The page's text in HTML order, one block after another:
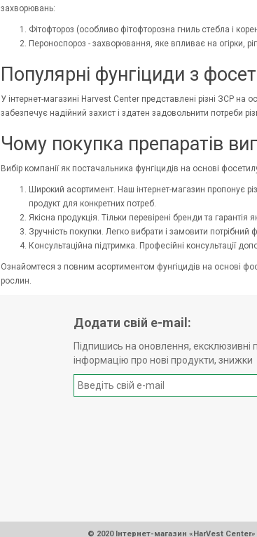
захворювань:
Фітофтороз (особливо фітофторозна гниль стебла і
Пероноспороз - захворювання, яке впливає на огірки,
Популярні фунгіциди з
У інтернет-магазині Harvest Center представлені різні ЗСР на
забезпечує надійний захист і здатен задовольнити потреби
Чому покупка препаратів
Вибір компанії як постачальника фунгіцидів на основі
Широкий асортимент. Наш інтернет-магазин пропонує
продукт для конкретних потреб.
Якісна продукція. Тільки перевірені бренди та гарантія
Зручність покупки. Легко вибрати і замовити потрібний
Консультаційна підтримка. Професійні консультації
Ознайомтеся з повним асортиментом фунгіцидів на основі
рослин.
Додати свій e-mail:
Підпишись на оновлення, ексклюзивні
інформацію про нові продукти, знижки
© 2020 Інтернет-магазин «HarVest